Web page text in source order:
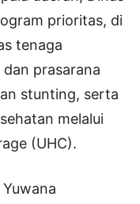
prioritas, di
tenaga
prasarana
stunting, serta
melalui
(UHC).